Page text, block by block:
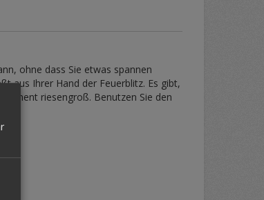
ohne dass Sie etwas spannen
aus Ihrer Hand der Feuerblitz. Es gibt,
riesengroß. Benutzen Sie den